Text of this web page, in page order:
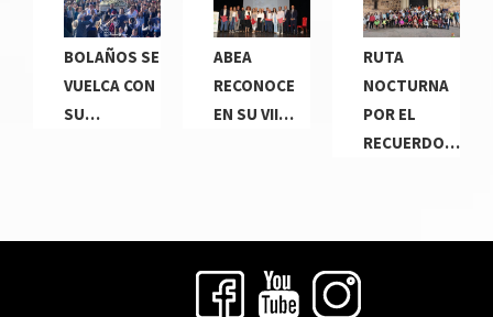
BOLAÑOS SE
VUELCA CON
SU…
ABEA
RECONOCE
EN SU VII…
RUTA
NOCTURNA
POR EL
RECUERDO…